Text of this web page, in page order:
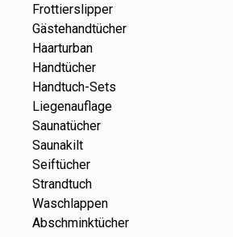
Frottierslipper
Gästehandtücher
Haarturban
Handtücher
Handtuch-Sets
Liegenauflage
Saunatücher
Saunakilt
Seiftücher
Strandtuch
Waschlappen
Abschminktücher